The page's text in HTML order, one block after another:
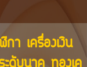
า เครื่องเงิน